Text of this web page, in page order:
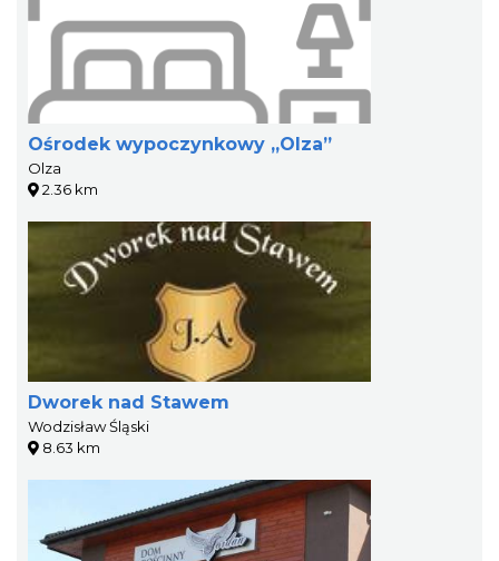
Ośrodek wypoczynkowy „Olza”
Olza
2.36 km
Dworek nad Stawem
Wodzisław Śląski
8.63 km